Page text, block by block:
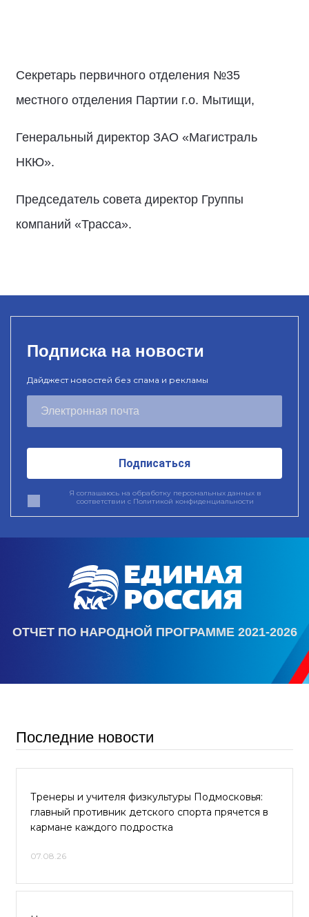
Секретарь первичного отделения №35
местного отделения Партии г.о. Мытищи,
Генеральный директор ЗАО «Магистраль
НКЮ».
Председатель совета директор Группы
компаний «Трасса».
Подписка на новости
Дайджест новостей без спама и рекламы
Подписаться
Я соглашаюсь на обработку персональных данных в
соответствии с Политикой конфиденциальности
ОТЧЕТ ПО НАРОДНОЙ ПРОГРАММЕ 2021-2026
Последние новости
Тренеры и учителя физкультуры Подмосковья:
главный противник детского спорта прячется в
кармане каждого подростка
07.08.26